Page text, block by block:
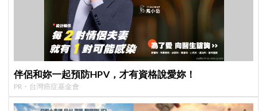
伴侶和妳一起預防HPV，才有資格說愛妳！
PR・台灣癌症基金會